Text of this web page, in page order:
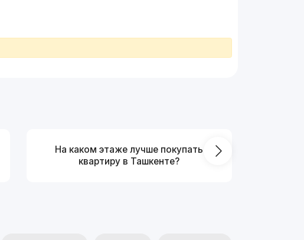
На каком этаже лучше покупать
квартиру в Ташкенте?